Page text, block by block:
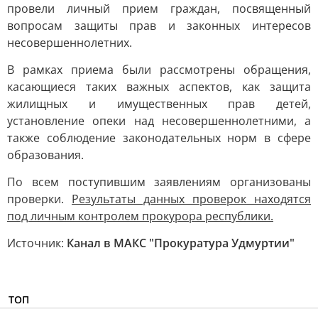
провели личный прием граждан, посвященный
вопросам защиты прав и законных интересов
несовершеннолетних.
В рамках приема были рассмотрены обращения,
касающиеся таких важных аспектов, как защита
жилищных и имущественных прав детей,
установление опеки над несовершеннолетними, а
также соблюдение законодательных норм в сфере
образования.
По всем поступившим заявлениям организованы
проверки. Результаты данных проверок находятся
под личным контролем прокурора республики.
Источник: Канал в МАКС "Прокуратура Удмуртии"
ТОП